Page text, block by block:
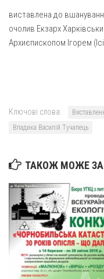
Вознесіння
Пророка Іллі
Різдва
Успіння
Матері
Монастирі
Свято-
Свято-Івано-
Св. Йосифа ОПДМ
виставлена до
очолив Екзарх
Архиєпископом Ігорем
Ключові слова:
Владика Василій Тучапець
ТАКОЖ МОЖЕ